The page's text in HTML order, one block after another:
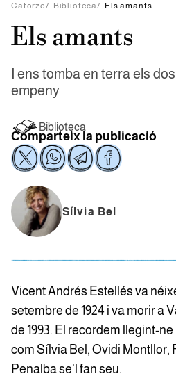
Catorze/ Biblioteca/ Els amants
Els amants
I ens tomba en terra els
empeny
Biblioteca
Comparteix la publicació
Sílvia Bel
Vicent Andrés Estellés va
setembre de 1924 i va morir a
de 1993. El recordem llegint-
com Sílvia Bel, Ovidi Montllor,
Penalba se'l fan seu.